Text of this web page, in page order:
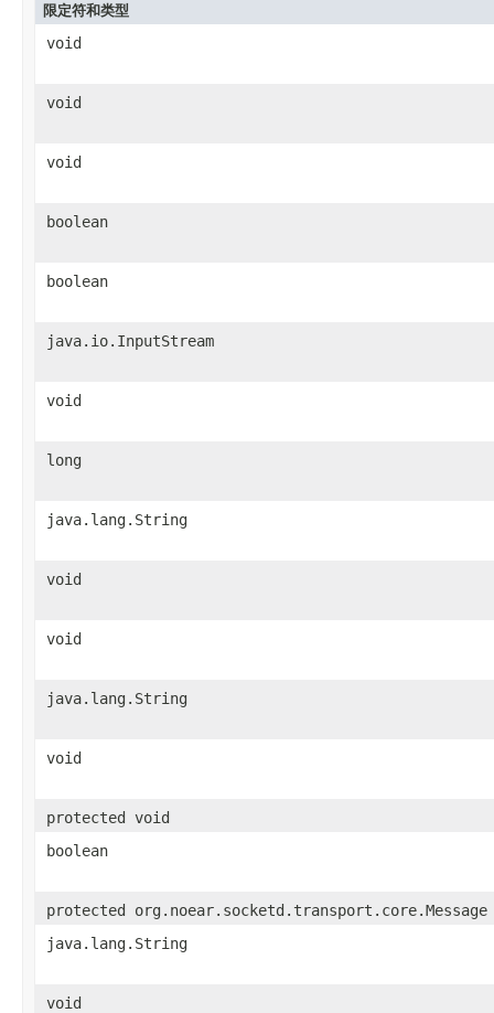
限定符和类型
void
void
void
boolean
boolean
java.io.InputStream
void
long
java.lang.String
void
void
java.lang.String
void
protected void
boolean
protected org.noear.socketd.transport.core.Message
java.lang.String
void